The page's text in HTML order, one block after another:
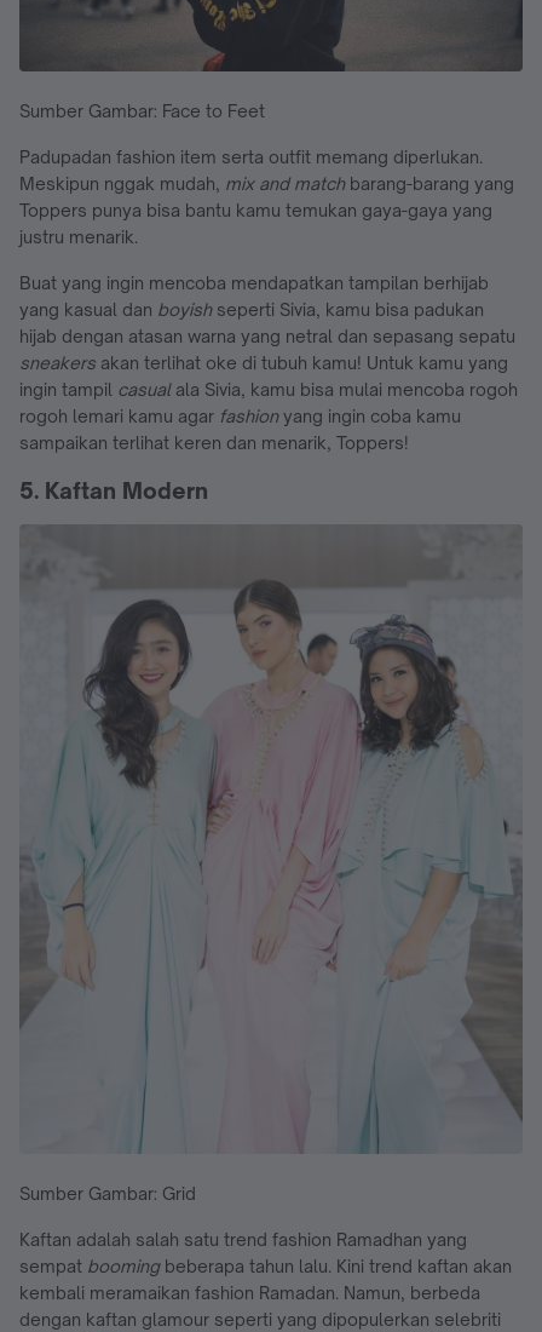
Sumber Gambar: Face to Feet
Padupadan fashion item serta outfit memang diperlukan.
Meskipun nggak mudah, mix and matchbarang-barang yang
Toppers punya bisa bantu kamu temukan gaya-gaya yang
justru menarik.
Buat yang ingin mencoba mendapatkan tampilan berhijab
yang kasual dan boyishseperti Sivia, kamu bisa padukan
hijab dengan atasan warna yang netral dan sepasang sepatu
sneakers akan terlihat oke di tubuh kamu! Untuk kamu yang
ingin tampil casual ala Sivia, kamu bisa mulai mencoba rogoh
rogoh lemari kamu agar fashionyang ingin coba kamu
sampaikan terlihat keren dan menarik, Toppers!
5. Kaftan Modern
Sumber Gambar: Grid
Kaftan adalah salah satu trend fashion Ramadhan yang
sempat boomingbeberapa tahun lalu. Kini trend kaftan akan
kembali meramaikan fashion Ramadan. Namun, berbeda
dengan kaftan glamour seperti yang dipopulerkan selebriti